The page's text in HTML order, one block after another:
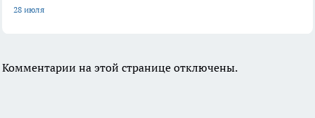
28 июля
Комментарии на этой странице отключены.